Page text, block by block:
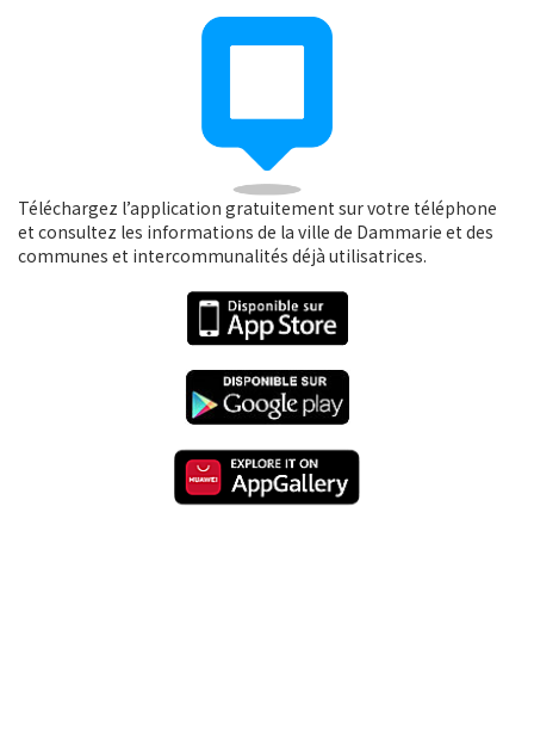
Téléchargez l’application gratuitement sur votre téléphone
et consultez les informations de la ville de Dammarie et des
communes et intercommunalités déjà utilisatrices.